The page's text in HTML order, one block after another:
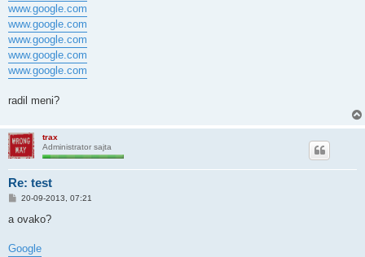
www.google.com
www.google.com
www.google.com
www.google.com
www.google.com
radil meni?
trax
Administrator sajta
Re: test
P
s
20-09-2013, 07:21
a ovako?
Google